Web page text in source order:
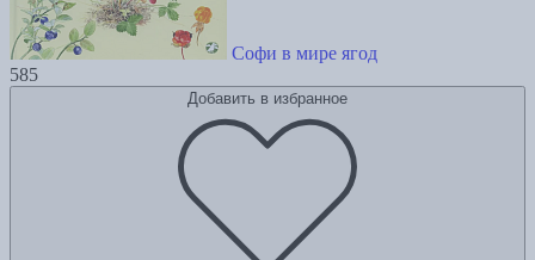
Софи в мире ягод
585
Добавить в избранное